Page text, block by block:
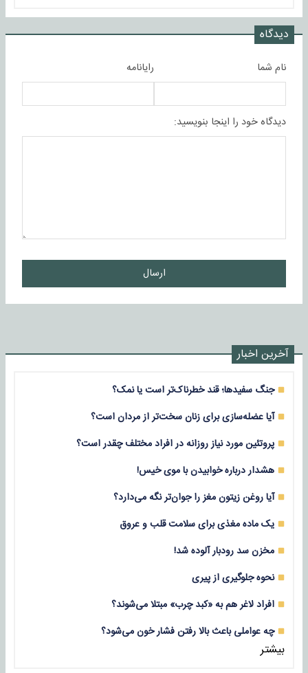
دیدگاه
نام شما رایانامه
دیدگاه خود را اینجا بنویسید:
ارسال
آخرین اخبار
جنگ سفیدها؛ قند خطرناک‌تر است یا نمک؟
آیا عضله‌سازی برای زنان سخت‌تر از مردان است؟
پروتئین مورد نیاز روزانه در افراد مختلف چقدر است؟
هشدار درباره خوابیدن با موی خیس!
آیا روغن زیتون مغز را جوان‌تر نگه می‌دارد؟
یک ماده مغذی برای سلامت قلب و عروق
مخزن سد رودبار آلوده شد!
نحوه جلوگیری از پیری
افراد لاغر هم به «کبد چرب» مبتلا می‌شوند؟
چه عواملی باعث بالا رفتن فشار خون می‌شود؟
بیشتر